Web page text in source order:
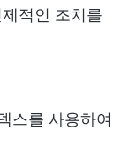
적인 조치를
스를 사용하여